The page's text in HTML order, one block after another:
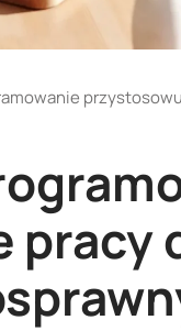
pracy